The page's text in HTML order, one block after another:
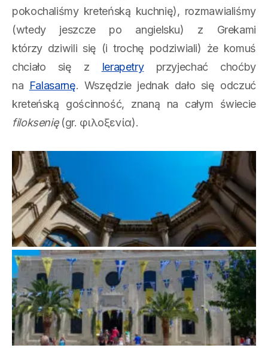
pokochaliśmy kreteńską kuchnię), rozmawialiśmy
(wtedy jeszcze po angielsku) z Grekami
którzy dziwili się (i trochę podziwiali) że komuś
chciało się z
Ierapetryprzyjechać choćby
na Falasarnę. Wszędzie jednak dało się odczuć
kreteńską gościnność, znaną na całym świecie
filoksenię (gr. φιλοξενία).